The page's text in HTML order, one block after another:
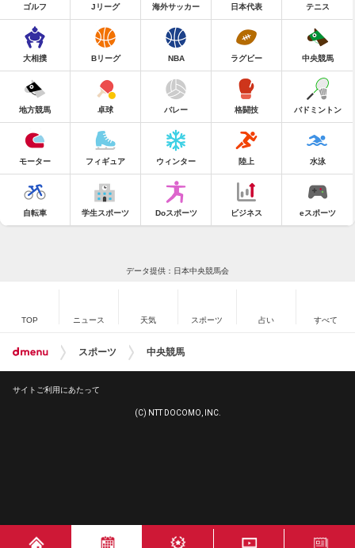
ゴルフ Jリーグ 海外サッカー 日本代表 テニス
大相撲 Bリーグ NBA ラグビー 中央競馬
地方競馬 卓球 バレー 格闘技 バドミントン
モーター フィギュア ウィンター 陸上 水泳
自転車 学生スポーツ Doスポーツ ビジネス eスポーツ
データ提供：日本中央競馬会
TOP ニュース 天気 スポーツ 占い すべて
スポーツ 中央競馬
サイトご利用にあたって
(C) NTT DOCOMO, INC.